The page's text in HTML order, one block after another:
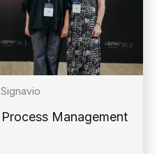
Management